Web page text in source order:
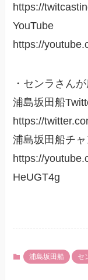
https://
YouTube
https://
・センラさん
浦島坂田船
https://
浦島坂田船チ
https://
HeUGT4g
浦島坂田船 セ